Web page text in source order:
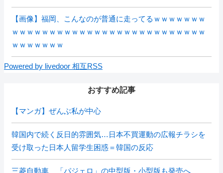
【画像】福岡、こんなのが普通に走ってるｗｗｗｗｗｗｗ
ｗｗｗｗｗｗｗｗｗｗｗｗｗｗｗｗｗｗｗｗｗｗｗｗｗｗ
ｗｗｗｗｗｗｗ
Powered by livedoor 相互RSS
おすすめ記事
【マンガ】ぜんぶ私が中心
韓国内で続く反日的雰囲気…日本不買運動の広報チラシを
受け取った日本人留学生困惑＝韓国の反応
三菱自動車、「パジェロ」の中型版・小型版も発売へ